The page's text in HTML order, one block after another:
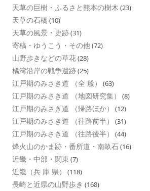
天草の巨樹・ふるさと熊本の樹木 (23)
天草の石橋 (10)
天草の風景・史跡(31)
寄稿・ゆうこう・その他(72)
山野歩きなどの草花(28)
橘湾沿岸の戦争遺跡(25)
江戸期のみさき道 （全 般） (63)
江戸期のみさき道 （地図研究集） (8)
江戸期のみさき道 （帰路ほか） (12)
江戸期のみさき道 （往路前半） (31)
江戸期のみさき道 （往路後半） (44)
烽火山のかま跡・番所道・南畝石(16)
近畿・中部・関東 (7)
近畿（兵 庫 県） (118)
長崎と近県の山野歩き (168)